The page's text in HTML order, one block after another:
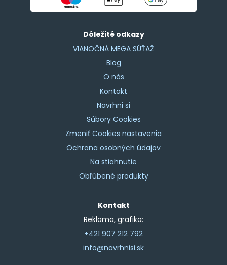
Dôležité odkazy
VIANOČNÁ MEGA SÚŤAŽ
Blog
O nás
Kontakt
Navrhni si
Súbory Cookies
Zmeniť Cookies nastavenia
Ochrana osobných údajov
Na stiahnutie
Obľúbené produkty
Kontakt
Reklama, grafika:
+421 907 212 792
info@navrhnisi.sk